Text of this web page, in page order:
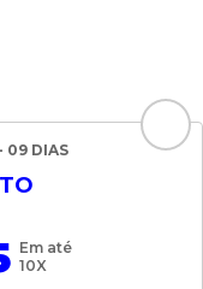
09 DIAS
Em até
10X